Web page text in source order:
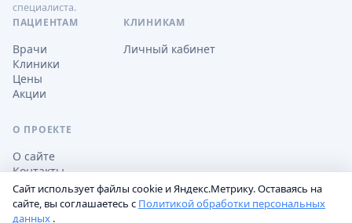
специалиста.
ПАЦИЕНТАМ
Врачи
Клиники
Цены
Акции
КЛИНИКАМ
Личный кабинет
О ПРОЕКТЕ
О сайте
Контакты
Сайт использует файлы cookie и Яндекс.Метрику. Оставаясь на
сайте, вы соглашаетесь с Политикой обработки персональных
данных .